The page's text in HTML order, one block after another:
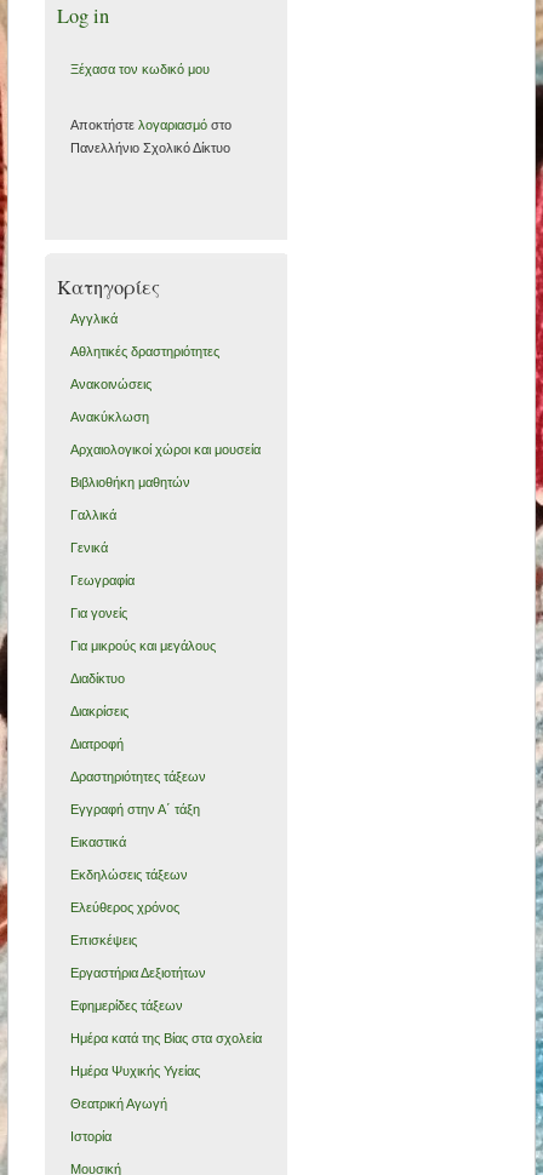
Log in
Ξέχασα τον κωδικό μου
Αποκτήστε λογαριασμόστο
Πανελλήνιο Σχολικό Δίκτυο
Kατηγορίες
Αγγλικά
Αθλητικές δραστηριότητες
Ανακοινώσεις
Ανακύκλωση
Αρχαιολογικοί χώροι και μουσεία
Βιβλιοθήκη μαθητών
Γαλλικά
Γενικά
Γεωγραφία
Για γονείς
Για μικρούς και μεγάλους
Διαδίκτυο
Διακρίσεις
Διατροφή
Δραστηριότητες τάξεων
Εγγραφή στην Α΄ τάξη
Εικαστικά
Εκδηλώσεις τάξεων
Ελεύθερος χρόνος
Επισκέψεις
Εργαστήρια Δεξιοτήτων
Εφημερίδες τάξεων
Ημέρα κατά της Βίας στα σχολεία
Ημέρα Ψυχικής Υγείας
Θεατρική Αγωγή
Ιστορία
Μουσική